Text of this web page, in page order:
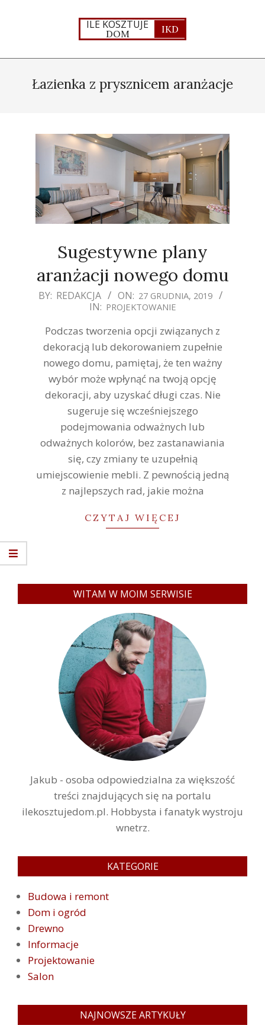
ILE KOSZTUJE
DOM IKD
NavigationŁazienka z prysznicem aranżacje
Sugestywne plany
aranżacji nowego domu
2019-
27
BY: REDAKCJA ON: 27 GRUDNIA, 2019
IN: PROJEKTOWANIE
Podczas tworzenia opcji związanych z
dekoracją lub dekorowaniem zupełnie
nowego domu, pamiętaj, że ten ważny
wybór może wpłynąć na twoją opcję
dekoracji, aby uzyskać długi czas. Nie
sugeruje się wcześniejszego
podejmowania odważnych lub
odważnych kolorów, bez zastanawiania
się, czy zmiany te uzupełnią
umiejscowienie mebli. Z pewnością jedną
z najlepszych rad, jakie można
CZYTAJ WIĘCEJ
WITAM W MOIM SERWISIE
Jakub - osoba odpowiedzialna za większość
treści znajdujących się na portalu
ilekosztujedom.pl. Hobbysta i fanatyk wystroju
wnetrz.
KATEGORIE
Budowa i remont
Dom i ogród
Drewno
Informacje
Projektowanie
Salon
NAJNOWSZE ARTYKUŁY